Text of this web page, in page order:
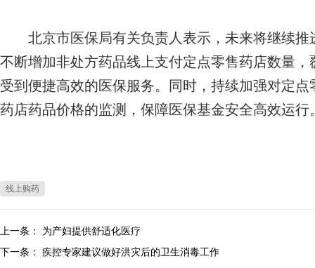
北京市医保局有关负责人表示，未来将继续推
不断增加非处方药品线上支付定点零售药店数量
受到便捷高效的医保服务。同时，持续加强对定
药店药品价格的监测，保障医保基金安全高效运行
线上购药
上一条： 为产妇提供舒适化医疗
下一条： 疾控专家建议做好洪灾后的卫生消毒工作